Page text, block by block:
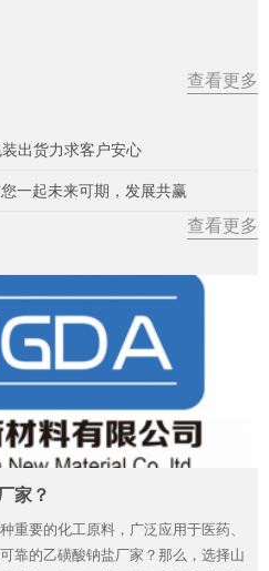
查看更多
出货力求客户安心
一起未来可期，发展共赢
查看更多
家？
重要的化工原料，广泛应用于医药、
靠的乙磺酸钠盐厂家？那么，选择山